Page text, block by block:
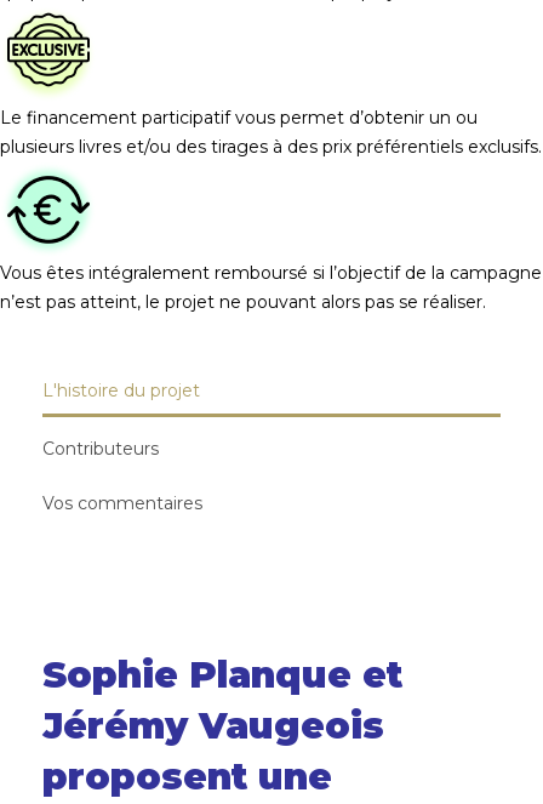
Le financement participatif vous permet d’obtenir un ou
plusieurs livres et/ou des tirages à des prix préférentiels exclusifs.
Vous êtes intégralement remboursé si l’objectif de la campagne
n’est pas atteint, le projet ne pouvant alors pas se réaliser.
L'histoire du projet
Contributeurs
Vos commentaires
Sophie Planque et
Jérémy Vaugeois
proposent une